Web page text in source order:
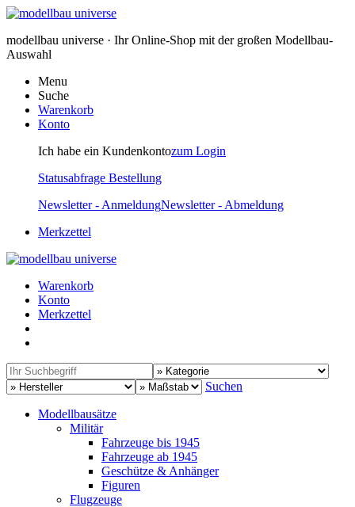
modellbau universe · Ihr Online-Shop mit der großen Modellbau-
Auswahl
Menu
Suche
Warenkorb
Konto
Ich habe ein Kundenkontozum Login
Statusabfrage Bestellung
Newsletter - AnmeldungNewsletter - Abmeldung
Merkzettel
Warenkorb
Konto
Merkzettel
Suchen
Modellbausätze
Militär
Fahrzeuge bis 1945
Fahrzeuge ab 1945
Geschütze & Anhänger
Figuren
Flugzeuge